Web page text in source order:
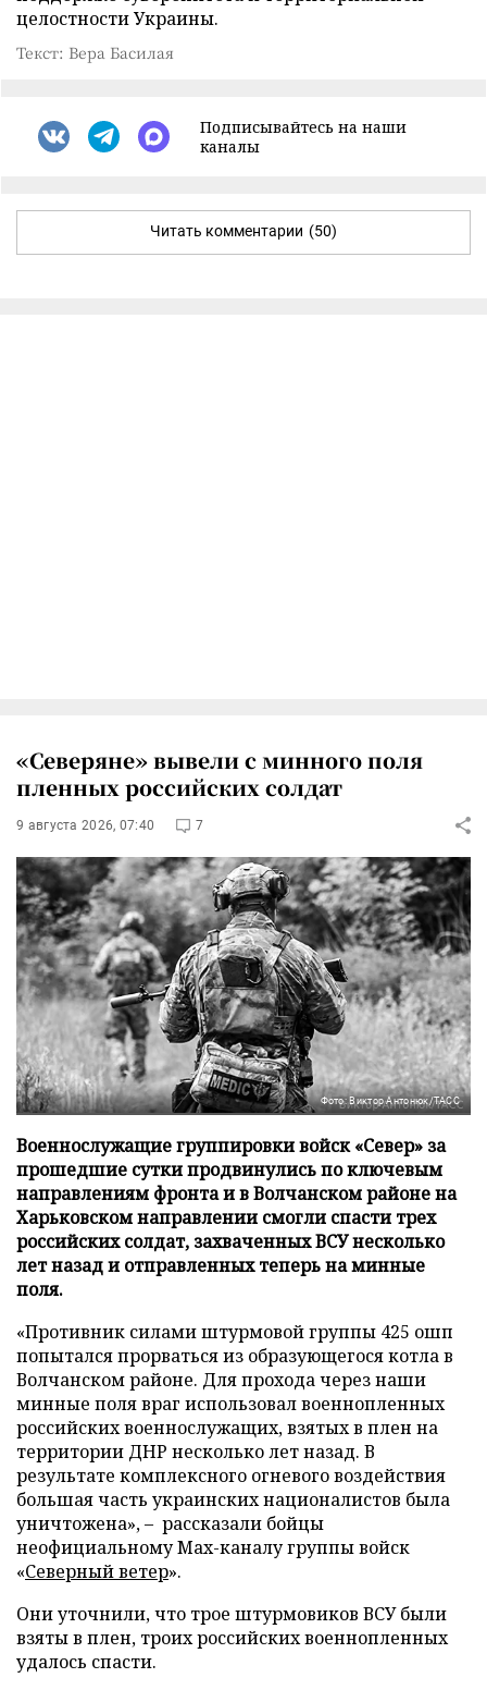
целостности Украины.
Текст: Вера Басилая
Подписывайтесь на наши
каналы
Читать комментарии (50)
«Северяне» вывели с минного поля
пленных российских солдат
9 августа 2026, 07:40 7
Фото: Виктор Антонюк/ТАСС
Военнослужащие группировки войск «Север» за
прошедшие сутки продвинулись по ключевым
направлениям фронта и в Волчанском районе на
Харьковском направлении смогли спасти трех
российских солдат, захваченных ВСУ несколько
лет назад и отправленных теперь на минные
поля.
«Противник силами штурмовой группы 425 ошп
попытался прорваться из образующегося котла в
Волчанском районе. Для прохода через наши
минные поля враг использовал военнопленных
российских военнослужащих, взятых в плен на
территории ДНР несколько лет назад. В
результате комплексного огневого воздействия
большая часть украинских националистов была
уничтожена», – рассказали бойцы
неофициальному Max-каналу группы войск
«Северный ветер».
Они уточнили, что трое штурмовиков ВСУ были
взяты в плен, троих российских военнопленных
удалось спасти.